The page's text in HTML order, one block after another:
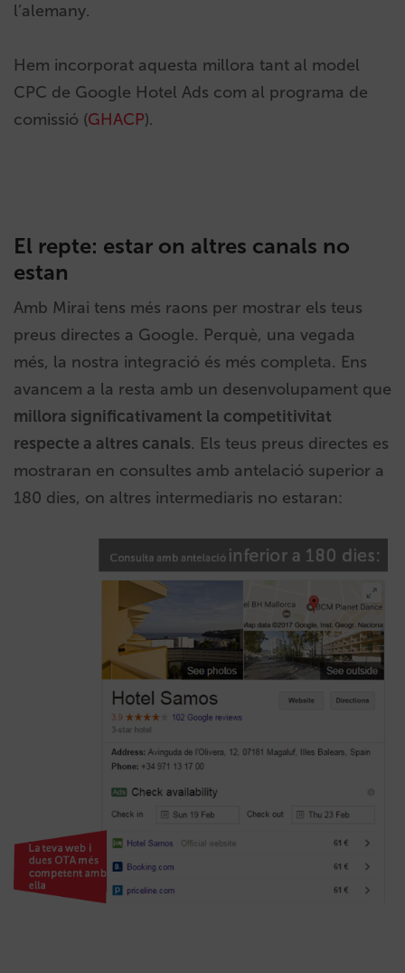
l’alemany.
Hem incorporat aquesta millora tant al model
CPC de Google Hotel Ads com al programa de
comissió (GHACP).
El repte: estar on altres canals no
estan
Amb Mirai tens més raons per mostrar els teus
preus directes a Google. Perquè, una vegada
més, la nostra integració és més completa. Ens
avancem a la resta amb un desenvolupament que
millora significativament la competitivitat
respecte a altres canals. Els teus preus directes es
mostraran en consultes amb antelació superior a
180 dies, on altres intermediaris no estaran: